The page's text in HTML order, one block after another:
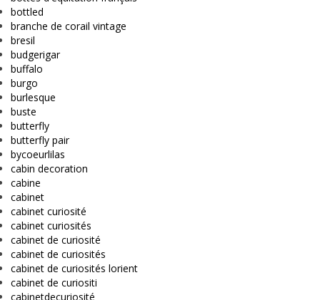
bottled
branche de corail vintage
bresil
budgerigar
buffalo
burgo
burlesque
buste
butterfly
butterfly pair
bycoeurlilas
cabin decoration
cabine
cabinet
cabinet curiosité
cabinet curiosités
cabinet de curiosité
cabinet de curiosités
cabinet de curiosités lorient
cabinet de curiositi
cabinetdecuriosité